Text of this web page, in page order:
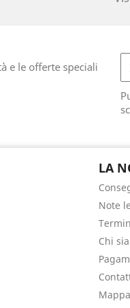
e le offerte speciali
LA
Note
Chi